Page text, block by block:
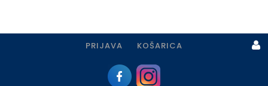
PRIJAVA KOŠARICA
Prijava